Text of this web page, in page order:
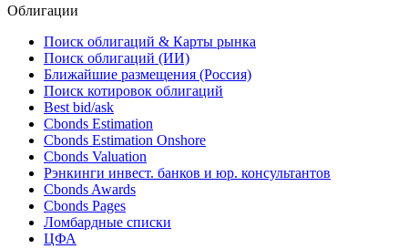
Спрос на синдицированный кредит Альфа-Банка
01.02.2018
Облигации
Поиск облигаций & Карты рынка
Поиск облигаций (ИИ)
Ближайшие размещения (Россия)
Поиск котировок облигаций
Best bid/ask
Cbonds Estimation
Cbonds Estimation Onshore
Cbonds Valuation
Рэнкинги инвест. банков и юр. консультантов